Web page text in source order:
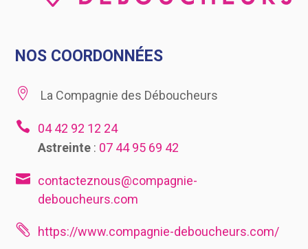
NOS COORDONNÉES
 La Compagnie des Déboucheurs

04 42 92 12 24
Astreinte: 07 44 95 69 42
 contacteznous@compagnie-
deboucheurs.com
 https://www.compagnie-deboucheurs.com/